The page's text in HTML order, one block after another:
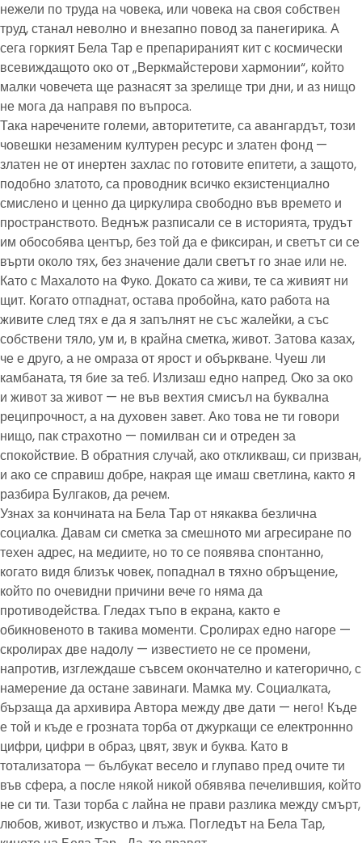
нежели по труда на човека, или човека на своя собствен
труд, станал неволно и внезапно повод за панегирика. А
сега горкият Бела Тар е препарираният кит с космически
всевиждащото око от „Веркмайстерови хармонии“, който
малки човечета ще разнасят за зрелище три дни, и аз нищо
не мога да направя по въпроса.
Така наречените големи, авторитетите, са авангардът, този
човешки незаменим културен ресурс и златен фонд —
златен не от инертен захлас по готовите епитети, а защото,
подобно златото, са проводник всичко екзистенциално
смислено и ценно да циркулира свободно във времето и
пространството. Веднъж разписали се в историята, трудът
им обособява център, без той да е фиксиран, и светът си се
върти около тях, без значение дали светът го знае или не.
Като с Махалото на Фуко. Докато са живи, те са живият ни
щит. Когато отпаднат, остава пробойна, като работа на
живите след тях е да я запълнят не със жалейки, а със
собствени тяло, ум и, в крайна сметка, живот. Затова казах,
че е друго, а не омраза от ярост и объркване. Чуеш ли
камбаната, тя бие за теб. Излизаш едно напред. Око за око
и живот за живот — не във вехтия смисъл на буквална
реципрочност, а на духовен завет. Ако това не ти говори
нищо, пак страхотно — помилван си и отреден за
спокойствие. В обратния случай, ако откликваш, си призван,
и ако се справиш добре, накрая ще имаш светлина, както я
разбира Булгаков, да речем.
Узнах за кончината на Бела Тар от някаква безлична
социалка. Давам си сметка за смешното ми агресиране по
техен адрес, на медиите, но то се появява спонтанно,
когато видя близък човек, попаднал в тяхно обръщение,
който по очевидни причини вече го няма да
противодейства. Гледах тъпо в екрана, както е
обикновеното в такива моменти. Сролирах едно нагоре —
скролирах две надолу — известието не се промени,
напротив, изглеждаше съвсем окончателно и категорично, с
намерение да остане завинаги. Мамка му. Социалката,
бързаща да архивира Автора между две дати — него! Къде
е той и къде е грозната торба от джуркащи се електроннно
цифри, цифри в образ, цвят, звук и буква. Като в
тотализатора — бълбукат весело и глупаво пред очите ти
във сфера, а после някой никой обявява печелившия, който
не си ти. Тази торба с лайна не прави разлика между смърт,
любов, живот, изкуство и лъжа. Погледът на Бела Тар,